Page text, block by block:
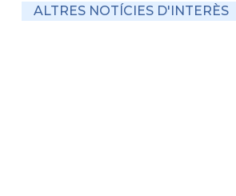
ALTRES NOTÍCIES D'INTERÈS